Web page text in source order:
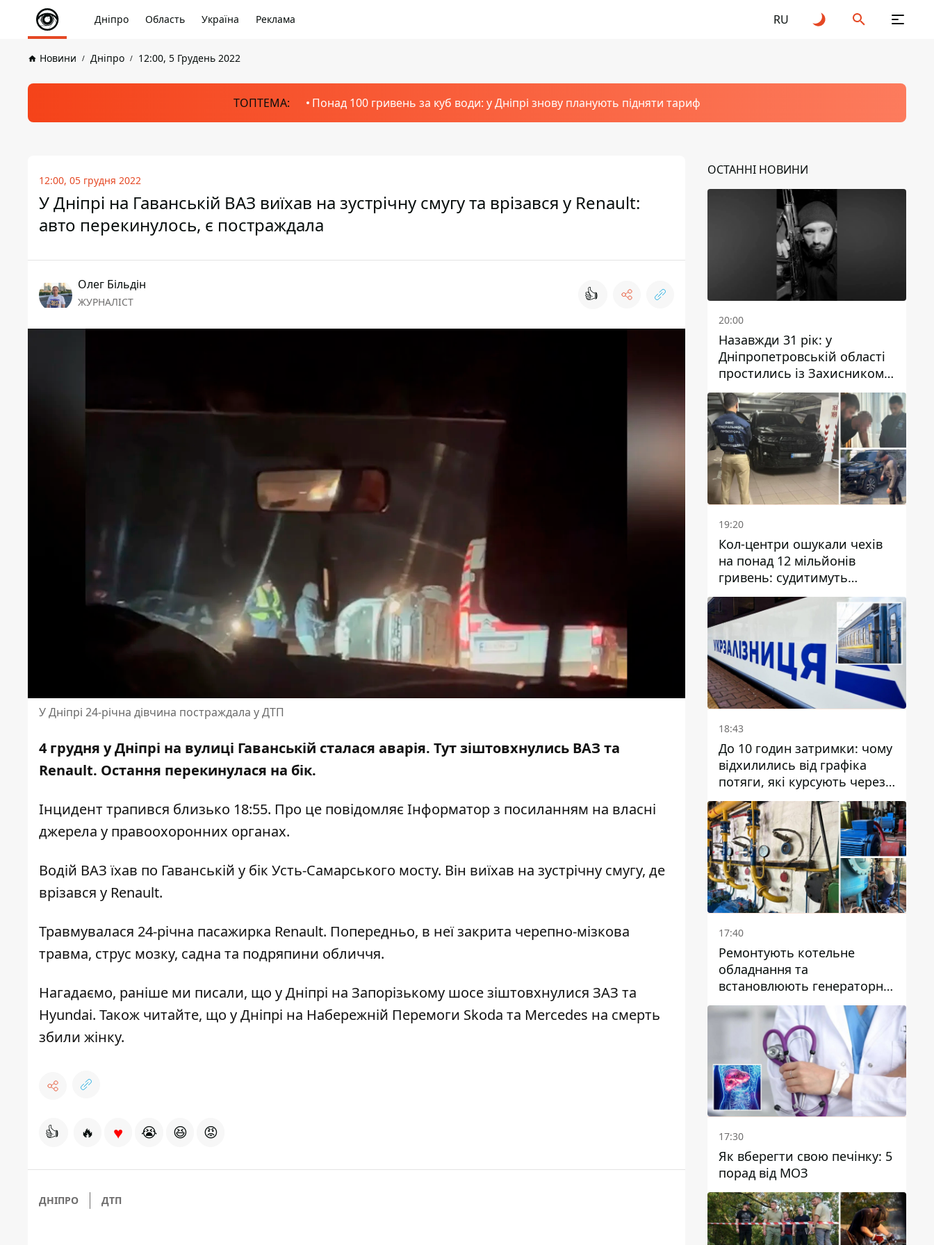
Дніпро Область Україна Реклама RU
Новини Дніпро 12:00, 5 Грудень 2022
ТОПТЕМА: Понад 100 гривень за куб води: у Дніпрі знову планують підняти тариф
12:00, 05 грудня 2022
У Дніпрі на Гаванській ВАЗ виїхав на зустрічну смугу та врізався у Renault:
авто перекинулось, є постраждала
Олег Більдін
ЖУРНАЛІСТ 👍
У Дніпрі 24-річна дівчина постраждала у ДТП
4 грудня у Дніпрі на вулиці Гаванській сталася аварія. Тут зіштовхнулись ВАЗ та
Renault. Остання перекинулася на бік.
Інцидент трапився близько 18:55. Про це повідомляє Інформатор з посиланням на власні
джерела у правоохоронних органах.
Водій ВАЗ їхав по Гаванській у бік Усть-Самарського мосту. Він виїхав на зустрічну смугу, де
врізався у Renault.
Травмувалася 24-річна пасажирка Renault. Попередньо, в неї закрита черепно-мізкова
травма, струс мозку, садна та подряпини обличчя.
Нагадаємо, раніше ми писали, що у Дніпрі на Запорізькому шосезіштовхнулися ЗАЗ та
Hyundai. Також читайте, що у Дніпрі на Набережній Перемоги Skoda та Mercedes на смерть
збили жінку.
👍 🔥 ♥ 😭 😆 😡
ДНІПРО ДТП
ОСТАННІ НОВИНИ
20:00
Назавжди 31 рік: у
Дніпропетровській області
простились із Захисником
Олександром Рєпіним
19:20
Кол-центри ошукали чехів
на понад 12 мільйонів
гривень: судитимуть
дніпрянина, який
організував
транснаціональну злочинну
організацію
18:43
До 10 годин затримки: чому
відхилились від графіка
потяги, які курсують через
Дніпро та область
17:40
Ремонтують котельне
обладнання та
встановлюють генераторні
установки: як у Дніпрі
готуються до
опалювального сезону
17:30
Як вберегти свою печінку: 5
порад від МОЗ